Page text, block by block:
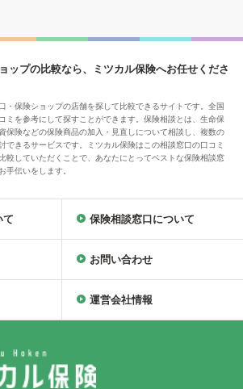
ップの比較なら、ミツカル保険へお任せくださ
・保険ショップの店舗を探して比較できるサイトです。全国
ミを参考にして探すことができます。保険相談とは、生命保
保険などの保険商品の加入・見直しについて相談し、複数の
できるサービスです。ミツカル保険はこの相談窓口の口コミ
較していただくことで、あなたにとってベストな保険相談窓
手伝いをします。
て 保険相談窓口について
お問い合わせ
運営会社情報